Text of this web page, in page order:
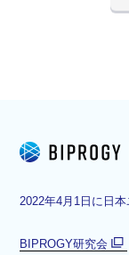
2022年4月1日に日
BIPROGY研究会